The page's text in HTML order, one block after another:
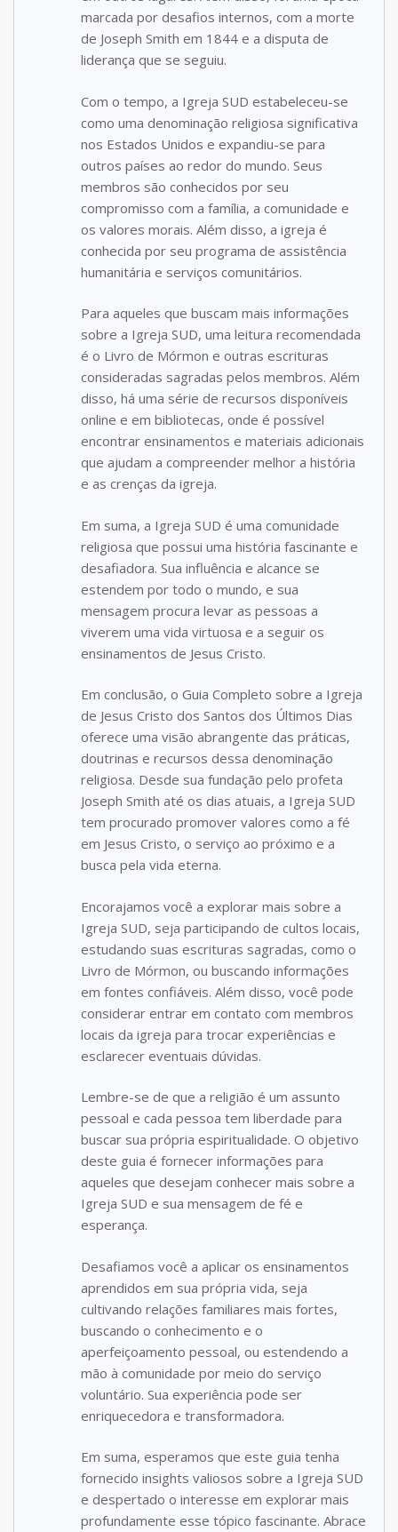
marcada por desafios internos, com a morte
de Joseph Smith em 1844 e a disputa de
liderança que se seguiu.
Com o tempo, a Igreja SUD estabeleceu-se
como uma denominação religiosa significativa
nos Estados Unidos e expandiu-se para
outros países ao redor do mundo. Seus
membros são conhecidos por seu
compromisso com a família, a comunidade e
os valores morais. Além disso, a igreja é
conhecida por seu programa de assistência
humanitária e serviços comunitários.
Para aqueles que buscam mais informações
sobre a Igreja SUD, uma leitura recomendada
é o Livro de Mórmon e outras escrituras
consideradas sagradas pelos membros. Além
disso, há uma série de recursos disponíveis
online e em bibliotecas, onde é possível
encontrar ensinamentos e materiais adicionais
que ajudam a compreender melhor a história
e as crenças da igreja.
Em suma, a Igreja SUD é uma comunidade
religiosa que possui uma história fascinante e
desafiadora. Sua influência e alcance se
estendem por todo o mundo, e sua
mensagem procura levar as pessoas a
viverem uma vida virtuosa e a seguir os
ensinamentos de Jesus Cristo.
Em conclusão, o Guia Completo sobre a Igreja
de Jesus Cristo dos Santos dos Últimos Dias
oferece uma visão abrangente das práticas,
doutrinas e recursos dessa denominação
religiosa. Desde sua fundação pelo profeta
Joseph Smith até os dias atuais, a Igreja SUD
tem procurado promover valores como a fé
em Jesus Cristo, o serviço ao próximo e a
busca pela vida eterna.
Encorajamos você a explorar mais sobre a
Igreja SUD, seja participando de cultos locais,
estudando suas escrituras sagradas, como o
Livro de Mórmon, ou buscando informações
em fontes confiáveis. Além disso, você pode
considerar entrar em contato com membros
locais da igreja para trocar experiências e
esclarecer eventuais dúvidas.
Lembre-se de que a religião é um assunto
pessoal e cada pessoa tem liberdade para
buscar sua própria espiritualidade. O objetivo
deste guia é fornecer informações para
aqueles que desejam conhecer mais sobre a
Igreja SUD e sua mensagem de fé e
esperança.
Desafiamos você a aplicar os ensinamentos
aprendidos em sua própria vida, seja
cultivando relações familiares mais fortes,
buscando o conhecimento e o
aperfeiçoamento pessoal, ou estendendo a
mão à comunidade por meio do serviço
voluntário. Sua experiência pode ser
enriquecedora e transformadora.
Em suma, esperamos que este guia tenha
fornecido insights valiosos sobre a Igreja SUD
e despertado o interesse em explorar mais
profundamente esse tópico fascinante. Abrace